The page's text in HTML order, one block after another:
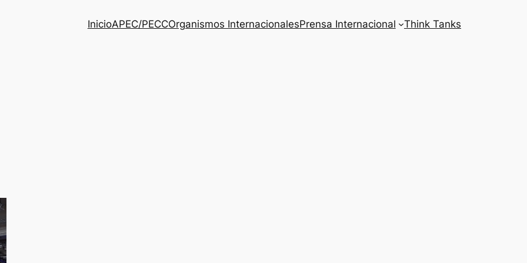
InicioAPEC/PECCOrganismos InternacionalesPrensa Internacional Think Tanks